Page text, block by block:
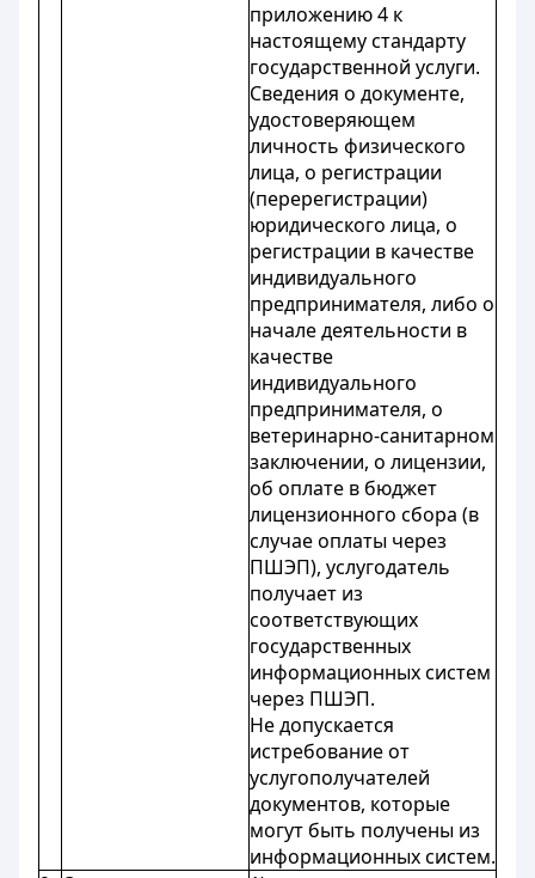
приложению 4 к
настоящему стандарту
государственной услуги.
Сведения о документе,
удостоверяющем
личность физического
лица, о регистрации
(перерегистрации)
юридического лица, о
регистрации в качестве
индивидуального
предпринимателя, либо о
начале деятельности в
качестве
индивидуального
предпринимателя, о
ветеринарно-санитарном
заключении, о лицензии,
об оплате в бюджет
лицензионного сбора (в
случае оплаты через
ПШЭП), услугодатель
получает из
соответствующих
государственных
информационных систем
через ПШЭП.
Не допускается
истребование от
услугополучателей
документов, которые
могут быть получены из
информационных систем.